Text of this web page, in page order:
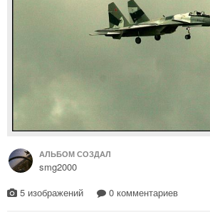
АЛЬБОМ СОЗДАЛ
smg2000
5 изображений
0 комментариев